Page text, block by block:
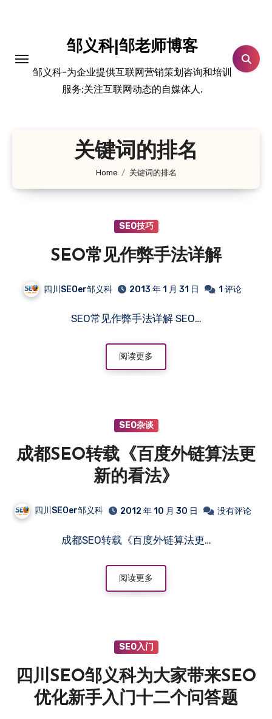
邹义科|邹老师博客
邹义科-为企业提供互联网营销策划咨询和培训
服务;关注互联网动态的自媒体人.
关键词的排名
Home 关键词的排名
SEO技巧
SEO常见作弊手法详解
四川SEOer邹义科 2013 年 1 月 31 日 1 评论
SEO常见作弊手法详解 SEO…
阅读更多
SEO杂谈
成都SEO转载《百度外链算法更
新的看法》
四川SEOer邹义科 2012 年 10 月 30 日 没有评论
成都SEO转载《百度外链算法更…
阅读更多
SEO入门
四川SEO邹义科为大家带来SEO
优化新手入门十二个问答题